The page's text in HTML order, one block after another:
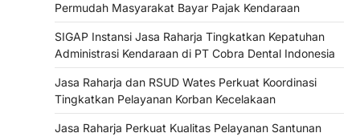
Permudah Masyarakat Bayar Pajak Kendaraan
SIGAP Instansi Jasa Raharja Tingkatkan Kepatuhan
Administrasi Kendaraan di PT Cobra Dental Indonesia
Jasa Raharja dan RSUD Wates Perkuat Koordinasi
Tingkatkan Pelayanan Korban Kecelakaan
Jasa Raharja Perkuat Kualitas Pelayanan Santunan